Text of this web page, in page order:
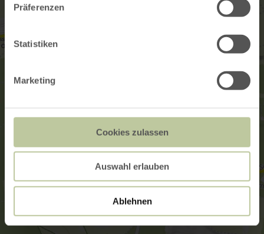
Präferenzen
Statistiken
Marketing
Cookies zulassen
Auswahl erlauben
Ablehnen